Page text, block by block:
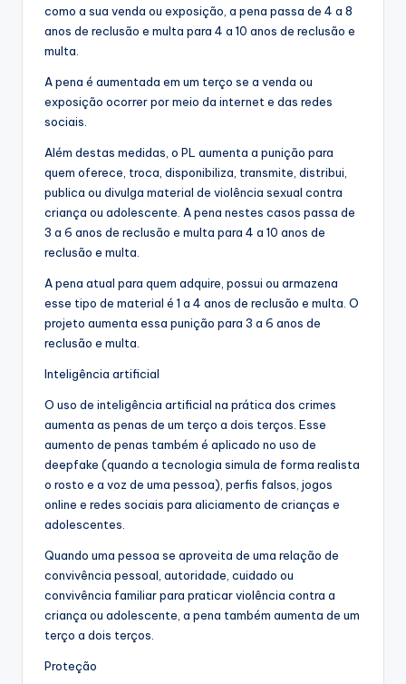
como a sua venda ou exposição, a pena passa de 4 a 8
anos de reclusão e multa para 4 a 10 anos de reclusão e
multa.
A pena é aumentada em um terço se a venda ou
exposição ocorrer por meio da internet e das redes
sociais.
Além destas medidas, o PL aumenta a punição para
quem oferece, troca, disponibiliza, transmite, distribui,
publica ou divulga material de violência sexual contra
criança ou adolescente. A pena nestes casos passa de
3 a 6 anos de reclusão e multa para 4 a 10 anos de
reclusão e multa.
A pena atual para quem adquire, possui ou armazena
esse tipo de material é 1 a 4 anos de reclusão e multa. O
projeto aumenta essa punição para 3 a 6 anos de
reclusão e multa.
Inteligência artificial
O uso de inteligência artificial na prática dos crimes
aumenta as penas de um terço a dois terços. Esse
aumento de penas também é aplicado no uso de
deepfake (quando a tecnologia simula de forma realista
o rosto e a voz de uma pessoa), perfis falsos, jogos
online e redes sociais para aliciamento de crianças e
adolescentes.
Quando uma pessoa se aproveita de uma relação de
convivência pessoal, autoridade, cuidado ou
convivência familiar para praticar violência contra a
criança ou adolescente, a pena também aumenta de um
terço a dois terços.
Proteção